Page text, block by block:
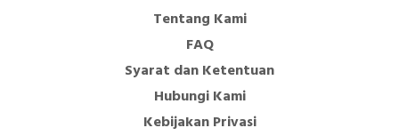
Tentang Kami
FAQ
Syarat dan Ketentuan
Hubungi Kami
Kebijakan Privasi